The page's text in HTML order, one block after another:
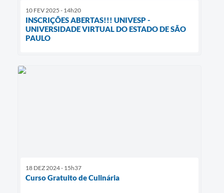
10 FEV 2025 - 14h20
INSCRIÇÕES ABERTAS!!! UNIVESP -
UNIVERSIDADE VIRTUAL DO ESTADO DE SÃO
PAULO
18 DEZ 2024 - 15h37
Curso Gratuito de Culinária